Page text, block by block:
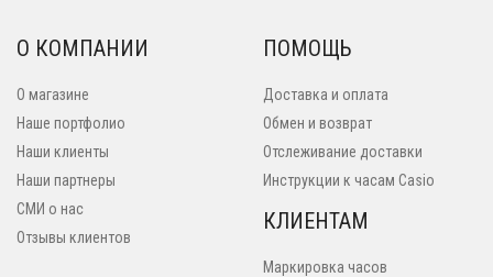
О КОМПАНИИ
О магазине
Наше портфолио
Наши клиенты
Наши партнеры
СМИ о нас
Отзывы клиентов
ПОМОЩЬ
Доставка и оплата
Обмен и возврат
Отслеживание доставки
Инструкции к часам Casio
КЛИЕНТАМ
Маркировка часов